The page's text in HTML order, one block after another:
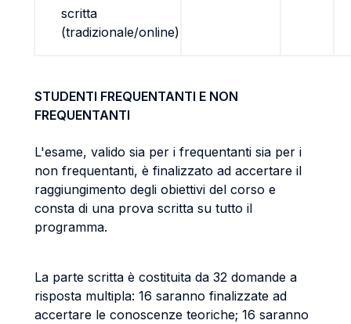
scritta
(tradizionale/online)
STUDENTI FREQUENTANTI E NON
FREQUENTANTI
L'esame, valido sia per i frequentanti sia per i
non frequentanti, è finalizzato ad accertare il
raggiungimento degli obiettivi del corso e
consta di una prova scritta su tutto il
programma.
La parte scritta è costituita da 32 domande a
risposta multipla: 16 saranno finalizzate ad
accertare le conoscenze teoriche; 16 saranno